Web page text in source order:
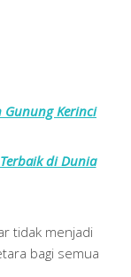
Gunung Kerinci
di Dunia
tidak menjadi
bagi semua